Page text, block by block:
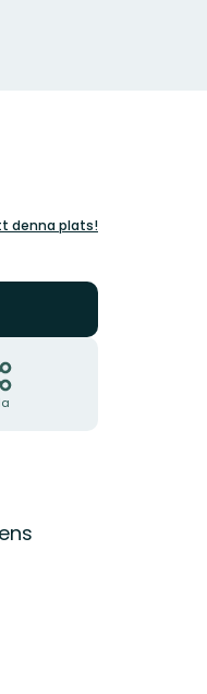
denna plats!